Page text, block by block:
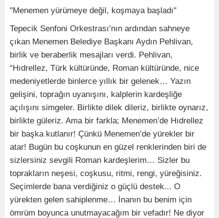
"Menemen yürümeye değil, koşmaya başladı"
Tepecik Senfoni Orkestrası’nın ardından sahneye
çıkan Menemen Belediye Başkanı Aydın Pehlivan,
birlik ve beraberlik mesajları verdi. Pehlivan,
“Hıdrellez, Türk kültüründe, Roman kültüründe, nice
medeniyetlerde binlerce yıllık bir gelenek… Yazın
gelişini, toprağın uyanışını, kalplerin kardeşliğe
açılışını simgeler. Birlikte dilek dileriz, birlikte oynarız,
birlikte güleriz. Ama bir farkla; Menemen’de Hıdrellez
bir başka kutlanır! Çünkü Menemen’de yürekler bir
atar! Bugün bu coşkunun en güzel renklerinden biri de
sizlersiniz sevgili Roman kardeşlerim… Sizler bu
toprakların neşesi, coşkusu, ritmi, rengi, yüreğisiniz.
Seçimlerde bana verdiğiniz o güçlü destek... O
yürekten gelen sahiplenme… İnanın bu benim için
ömrüm boyunca unutmayacağım bir vefadır! Ne diyor